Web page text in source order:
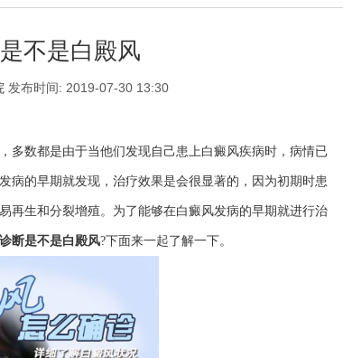
不是白殿风
发布时间: 2019-07-30 13:30
数都是由于当他们发现自己患上白癜风疾病时，病情已
病的早期就发现，治疗效果是会很显著的，因为初期时患
再生和分裂增殖。为了能够在白癜风发病的早期就进行治
断是不是白殿风?下面来一起了解一下。